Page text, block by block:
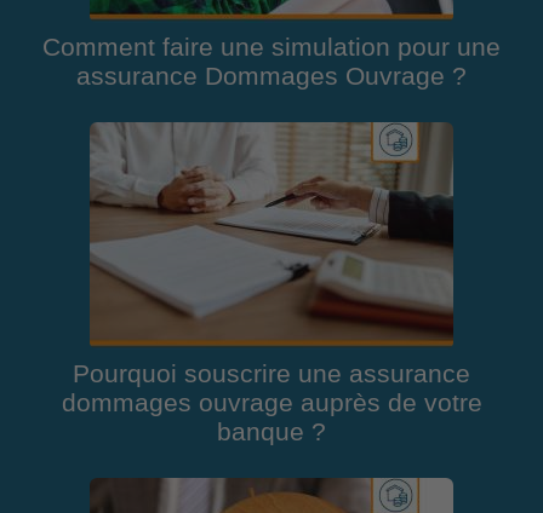
Comment faire une simulation pour une
assurance Dommages Ouvrage ?
Pourquoi souscrire une assurance
dommages ouvrage auprès de votre
banque ?